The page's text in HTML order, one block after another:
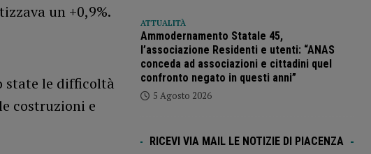
un +0,9%.
state le difficoltà
costruzioni e
ATTUALITÀ
Ammodernamento Statale 45,
l’associazione Residenti e utenti: “ANAS
conceda ad associazioni e cittadini quel
confronto negato in questi anni”
5 Agosto 2026
RICEVI VIA MAIL LE NOTIZIE DI PIACENZA